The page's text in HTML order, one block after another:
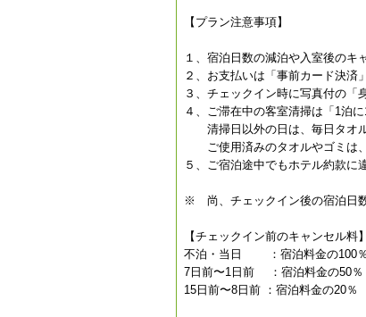
【プラン注意事項】
１、宿泊日数の減泊や入室後のキ
２、お支払いは「事前カード決済
３、チェックイン時に写真付の「
４、ご滞在中の客室清掃は「1泊
清掃日以外の日は、毎日タオル
ご使用済みのタオルやゴミは、
５、ご宿泊途中でもホテル約款に
※ 尚、チェックイン後の宿泊日
【チェックイン前のキャンセル料】
不泊・当日 ：宿泊料金の100％
7日前〜1日前 ：宿泊料金の50％
15日前〜8日前 ：宿泊料金の20％